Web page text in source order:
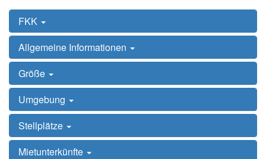
FKK
Allgemeine Informationen
Größe
Umgebung
Stellplätze
Mietunterkünfte